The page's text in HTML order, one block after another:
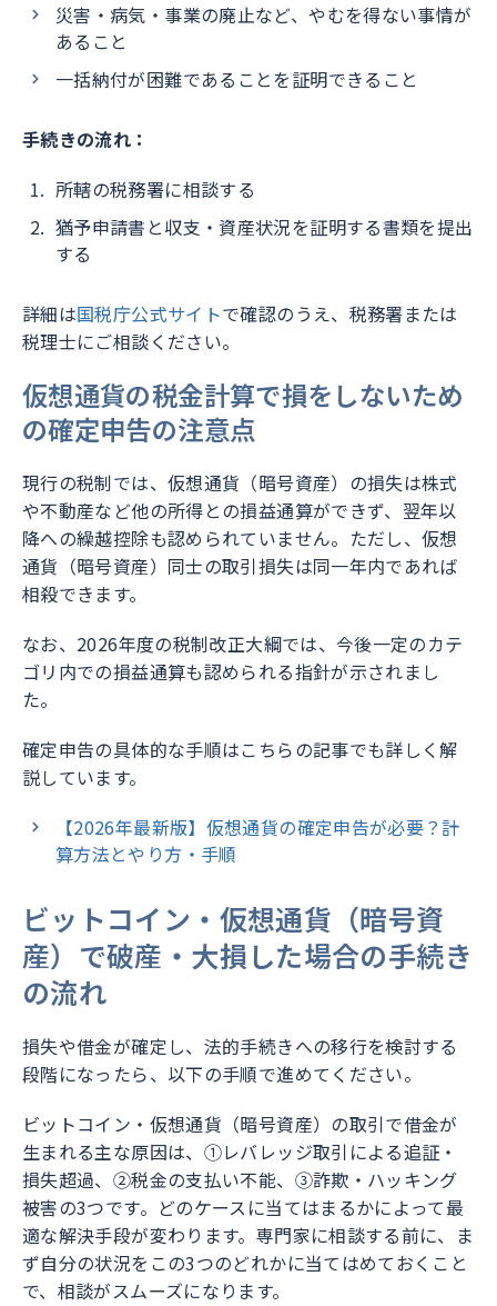
災害・病気・事業の廃止など、やむを得ない事情が
あること
一括納付が困難であることを証明できること
手続きの流れ：
所轄の税務署に相談する
猶予申請書と収支・資産状況を証明する書類を提出
する
詳細は国税庁公式サイトで確認のうえ、税務署または
税理士にご相談ください。
仮想通貨の税金計算で損をしないため
の確定申告の注意点
現行の税制では、仮想通貨（暗号資産）の損失は株式
や不動産など他の所得との損益通算ができず、翌年以
降への繰越控除も認められていません。ただし、仮想
通貨（暗号資産）同士の取引損失は同一年内であれば
相殺できます。
なお、2026年度の税制改正大綱では、今後一定のカテ
ゴリ内での損益通算も認められる指針が示されまし
た。
確定申告の具体的な手順はこちらの記事でも詳しく解
説しています。
【2026年最新版】仮想通貨の確定申告が必要？計
算方法とやり方・手順
ビットコイン・仮想通貨（暗号資
産）で破産・大損した場合の手続き
の流れ
損失や借金が確定し、法的手続きへの移行を検討する
段階になったら、以下の手順で進めてください。
ビットコイン・仮想通貨（暗号資産）の取引で借金が
生まれる主な原因は、①レバレッジ取引による追証・
損失超過、②税金の支払い不能、③詐欺・ハッキング
被害の3つです。どのケースに当てはまるかによって最
適な解決手段が変わります。専門家に相談する前に、ま
ず自分の状況をこの3つのどれかに当てはめておくこと
で、相談がスムーズになります。